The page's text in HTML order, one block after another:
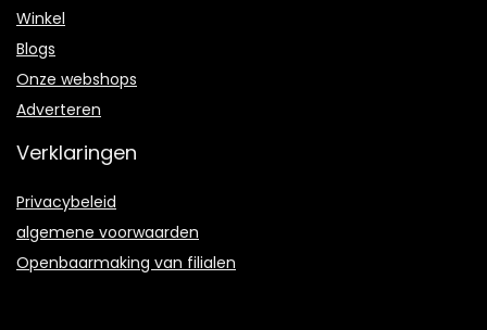
Winkel
Blogs
Onze webshops
Adverteren
Verklaringen
Privacybeleid
algemene voorwaarden
Openbaarmaking van filialen